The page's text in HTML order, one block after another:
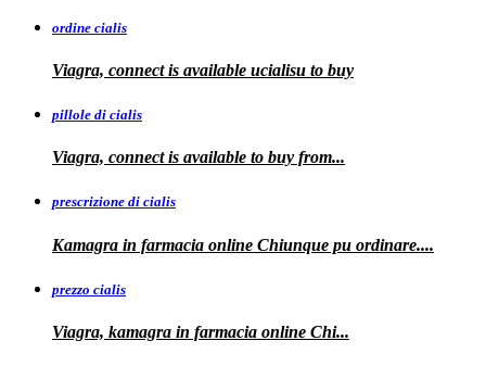
ordine cialis
Viagra, connect is available ucialisu to buy
pillole di cialis
Viagra, connect is available to buy from...
prescrizione di cialis
Kamagra in farmacia online Chiunque pu ordinare....
prezzo cialis
Viagra, kamagra in farmacia online Chi...